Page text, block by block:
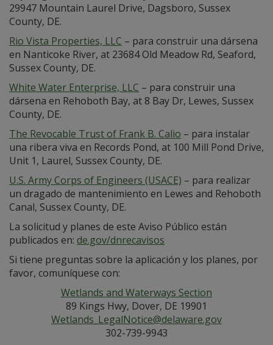
29947 Mountain Laurel Drive, Dagsboro, Sussex
County, DE.
Rio Vista Properties, LLC – para construir una dársena
en Nanticoke River, at 23684 Old Meadow Rd, Seaford,
Sussex County, DE.
White Water Enterprise, LLC – para construir una
dársena en Rehoboth Bay, at 8 Bay Dr, Lewes, Sussex
County, DE.
The Revocable Trust of Frank B. Calio – para instalar
una ribera viva en Records Pond, at 100 Mill Pond Drive,
Unit 1, Laurel, Sussex County, DE.
U.S. Army Corps of Engineers (USACE) – para realizar
un dragado de mantenimiento en Lewes and Rehoboth
Canal, Sussex County, DE.
La solicitud y planes de este Aviso Público están
publicados en: de.gov/dnrecavisos
Si tiene preguntas sobre la aplicación y los planes, por
favor, comuníquese con:
Wetlands and Waterways Section
89 Kings Hwy, Dover, DE 19901
Wetlands_LegalNotice@delaware.gov
302-739-9943